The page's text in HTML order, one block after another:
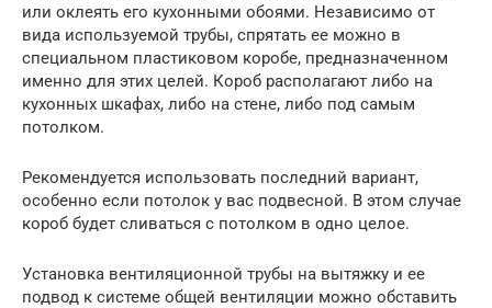
или оклеять его кухонными обоями. Независимо от
вида используемой трубы, спрятать ее можно в
специальном пластиковом коробе, предназначенном
именно для этих целей. Короб располагают либо на
кухонных шкафах, либо на стене, либо под самым
потолком.
Рекомендуется использовать последний вариант,
особенно если потолок у вас подвесной. В этом случае
короб будет сливаться с потолком в одно целое.
Установка вентиляционной трубы на вытяжку и ее
подвод к системе общей вентиляции можно обставить